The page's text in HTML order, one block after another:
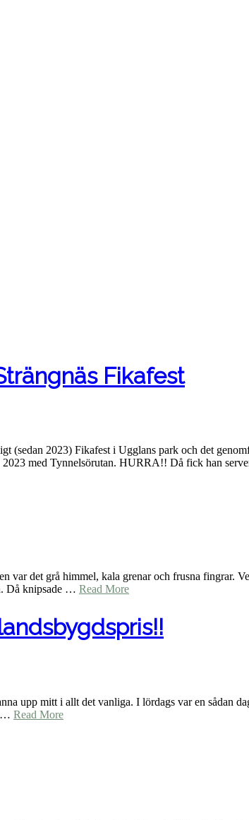
Fikafest
(sedan 2023) Fikafest i Ugglans park och det
2023 med Tynnelsörutan. HURRA!! Då fick han
det grå himmel, kala grenar och frusna fingrar.
Då knipsade … Read More
upp mitt i allt det vanliga. I lördags var en sådan
… Read More